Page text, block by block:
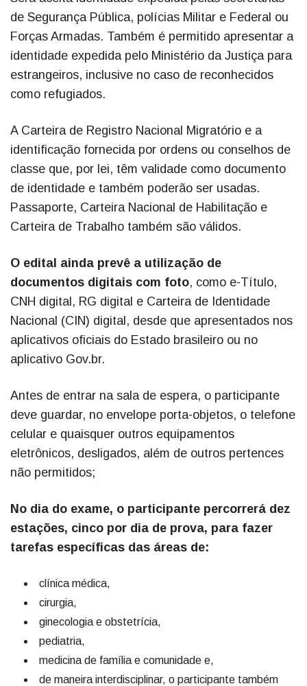
de Segurança Pública, polícias Militar e Federal ou
Forças Armadas. Também é permitido apresentar a
identidade expedida pelo Ministério da Justiça para
estrangeiros, inclusive no caso de reconhecidos
como refugiados.
A Carteira de Registro Nacional Migratório e a
identificação fornecida por ordens ou conselhos de
classe que, por lei, têm validade como documento
de identidade e também poderão ser usadas.
Passaporte, Carteira Nacional de Habilitação e
Carteira de Trabalho também são válidos.
O edital ainda prevê a utilização de
documentos digitais com foto, como e-Título,
CNH digital, RG digital e Carteira de Identidade
Nacional (CIN) digital, desde que apresentados nos
aplicativos oficiais do Estado brasileiro ou no
aplicativo Gov.br.
Antes de entrar na sala de espera, o participante
deve guardar, no envelope porta-objetos, o telefone
celular e quaisquer outros equipamentos
eletrônicos, desligados, além de outros pertences
não permitidos;
No dia do exame, o participante percorrerá dez
estações, cinco por dia de prova, para fazer
tarefas específicas das áreas de:
clínica médica,
cirurgia,
ginecologia e obstetrícia,
pediatria,
medicina de família e comunidade e,
de maneira interdisciplinar, o participante também